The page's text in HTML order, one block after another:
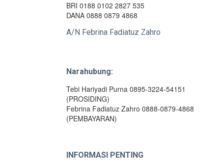
BRI 0188 0102 2827 535
DANA 0888 0879 4868
A/N Febrina Fadiatuz Zahro
Narahubung:
Tebi Hariyadi Purna 0895-3224-54151
(PROSIDING)
Febrina Fadiatuz Zahro 0888-0879-4868
(PEMBAYARAN)
INFORMASI PENTING